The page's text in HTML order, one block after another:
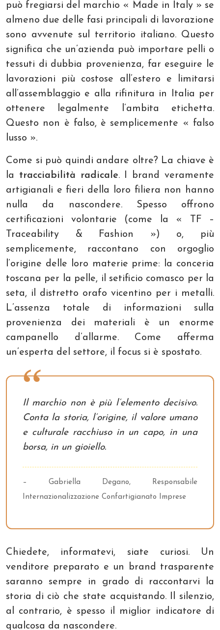
può fregiarsi del marchio « Made in Italy » se
almeno due delle fasi principali di lavorazione
sono avvenute sul territorio italiano. Questo
significa che un’azienda può importare pelli o
tessuti di dubbia provenienza, far eseguire le
lavorazioni più costose all’estero e limitarsi
all’assemblaggio e alla rifinitura in Italia per
ottenere legalmente l’ambita etichetta.
Questo non è falso, è semplicemente « falso
lusso ».
Come si può quindi andare oltre? La chiave è
la tracciabilità radicale. I brand veramente
artigianali e fieri della loro filiera non hanno
nulla da nascondere. Spesso offrono
certificazioni volontarie (come la « TF –
Traceability & Fashion ») o, più
semplicemente, raccontano con orgoglio
l’origine delle loro materie prime: la conceria
toscana per la pelle, il setificio comasco per la
seta, il distretto orafo vicentino per i metalli.
L’assenza totale di informazioni sulla
provenienza dei materiali è un enorme
campanello d’allarme. Come afferma
un’esperta del settore, il focus si è spostato.
Il marchio non è più l’elemento decisivo.
Conta la storia, l’origine, il valore umano
e culturale racchiuso in un capo, in una
borsa, in un gioiello.
– Gabriella Degano, Responsabile
Internazionalizzazione Confartigianato Imprese
Chiedete, informatevi, siate curiosi. Un
venditore preparato e un brand trasparente
saranno sempre in grado di raccontarvi la
storia di ciò che state acquistando. Il silenzio,
al contrario, è spesso il miglior indicatore di
qualcosa da nascondere.